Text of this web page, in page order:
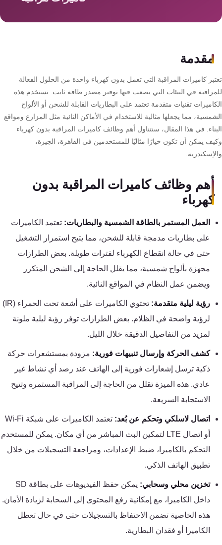
مقدمة
كاميرات المراقبة التي تعمل بدون كهرباء واحدة من الحلول الفعالة
في البيئات التي يصعب فيها توفير مصدر طاقة ثابت. تستخدم هذه
تقنيات متقدمة تعتمد على البطاريات القابلة للشحن أو الألواح
مما يجعلها مثالية للاستخدام في الأماكن النائية مثل المزارع ومواقع
في هذا المقال، سنتناول أهم وظائف كاميرات المراقبة بدون كهرباء
يمكن أن تكون خيارًا مثاليًا للمستخدمين في القاهرة، الجيزة،
أهم وظائف كاميرات المراقبة بدون
كهرباء
العمل المستمر بالطاقة الشمسية والبطاريات:تعتمد الكاميرات
على بطاريات مدمجة قابلة للشحن، مما يتيح استمرار التشغيل
حتى في حالة انقطاع الكهرباء لفترات طويلة. بعض الطرازات
مجهزة بألواح شمسية، مما يقلل الحاجة إلى الشحن المتكرر
ويضمن عمل النظام في المواقع النائية.
رؤية ليلية متقدمة:
تحتوي الكاميرات على أشعة تحت الحمراء (IR)
لرؤية واضحة في الظلام. بعض الطرازات توفر رؤية ليلية ملونة
لمزيد من التفاصيل الدقيقة خلال الليل.
كشف الحركة وإرسال تنبيهات فورية:مزودة بمستشعرات حركة
ذكية ترسل إشعارات فورية إلى الهاتف عند رصد أي نشاط غير
عادي. هذه الميزة تقلل من الحاجة إلى المراقبة المستمرة وتتيح
الاستجابة السريعة.
اتصال لاسلكي وتحكم عن بُعد:
تعتمد الكاميرات على شبكة Wi-Fi
أو اتصال LTE لتمكين البث المباشر من أي مكان. يمكن للمستخدم
التحكم بالكاميرا، ضبط الإعدادات، ومراجعة التسجيلات من خلال
تطبيق الهاتف الذكي.
تخزين محلي وسحابي:
يمكن حفظ الفيديوهات على بطاقة SD
داخل الكاميرا، مع إمكانية رفع المحتوى إلى السحابة لزيادة الأمان.
هذه الخاصية تضمن الاحتفاظ بالتسجيلات حتى في حال تعطل
الكاميرا أو فقدان البطارية.
هوم
سيستم
حلول
أمنية
للشركات
والمصانع
جهاز
الحضور
والانصراف
تقوية
شبكات
المحمول
والانترنت
أنظمة
إنذار
السرقة
أنظمة
إنذار
أكسيس
كنترول